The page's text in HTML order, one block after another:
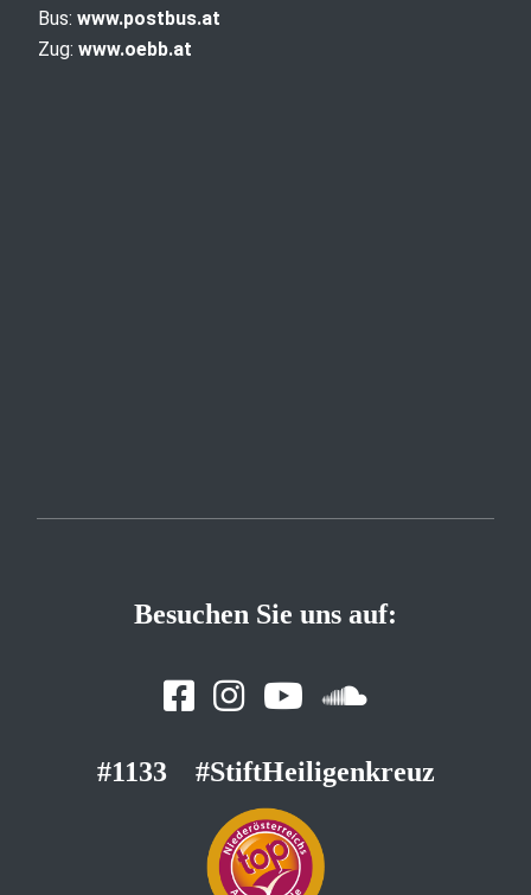
Bus: www.postbus.at
Zug: www.oebb.at
Besuchen Sie uns auf:
#1133 #StiftHeiligenkreuz